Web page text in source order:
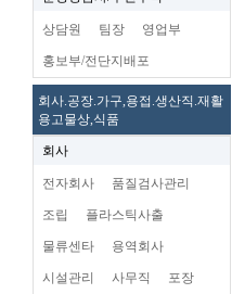
상담원 팀장 영업부
홍보부/전단지배포
회사.공장.가구,용접.생산직.재활
용고물상,식품
회사
전자회사 품질검사관리
조립 플라스틱사출
물류센타 용역회사
시설관리 사무직 포장